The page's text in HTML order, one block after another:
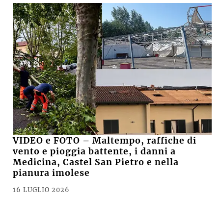
VIDEO e FOTO – Maltempo, raffiche di
vento e pioggia battente, i danni a
Medicina, Castel San Pietro e nella
pianura imolese
16 LUGLIO 2026